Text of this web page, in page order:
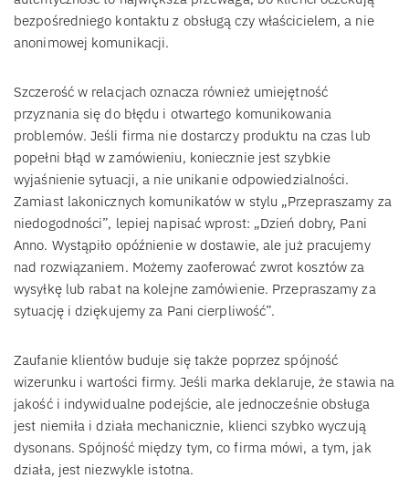
bezpośredniego kontaktu z obsługą czy właścicielem, a nie
anonimowej komunikacji.
Szczerość w relacjach oznacza również umiejętność
przyznania się do błędu i otwartego komunikowania
problemów. Jeśli firma nie dostarczy produktu na czas lub
popełni błąd w zamówieniu, koniecznie jest szybkie
wyjaśnienie sytuacji, a nie unikanie odpowiedzialności.
Zamiast lakonicznych komunikatów w stylu „Przepraszamy za
niedogodności”, lepiej napisać wprost: „Dzień dobry, Pani
Anno. Wystąpiło opóźnienie w dostawie, ale już pracujemy
nad rozwiązaniem. Możemy zaoferować zwrot kosztów za
wysyłkę lub rabat na kolejne zamówienie. Przepraszamy za
sytuację i dziękujemy za Pani cierpliwość”.
Zaufanie klientów buduje się także poprzez spójność
wizerunku i wartości firmy. Jeśli marka deklaruje, że stawia na
jakość i indywidualne podejście, ale jednocześnie obsługa
jest niemiła i działa mechanicznie, klienci szybko wyczują
dysonans. Spójność między tym, co firma mówi, a tym, jak
działa, jest niezwykle istotna.